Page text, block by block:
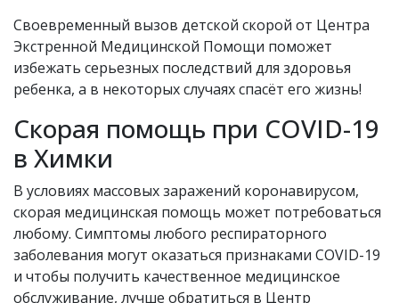
Своевременный вызов детской скорой от Центра
Экстренной Медицинской Помощи поможет
избежать серьезных последствий для здоровья
ребенка, а в некоторых случаях спасёт его жизнь!
Скорая помощь при COVID-19
в Химки
В условиях массовых заражений коронавирусом,
скорая медицинская помощь может потребоваться
любому. Симптомы любого респираторного
заболевания могут оказаться признаками COVID-19
и чтобы получить качественное медицинское
обслуживание, лучше обратиться в Центр